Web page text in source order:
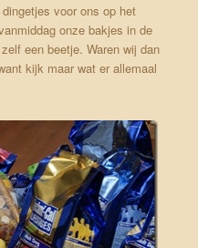
voor ons op het
onze bakjes in de
een beetje. Waren wij dan
kijk maar wat er allemaal